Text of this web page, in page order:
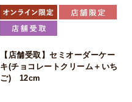
【店舗受取】セミオーダーケー
キ(チョコレートクリーム＋いち
ご) 12cm